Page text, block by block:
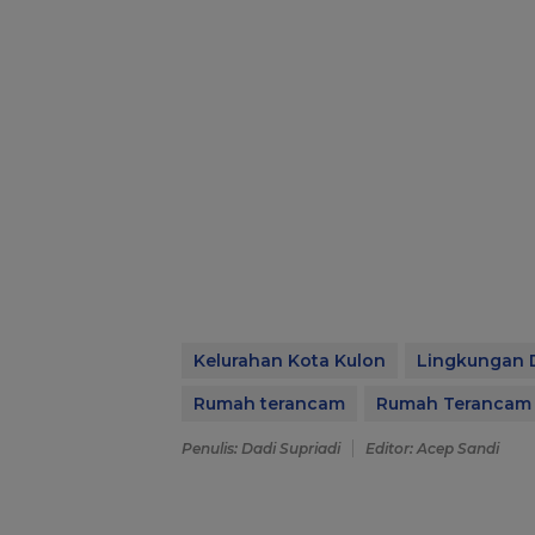
Kelurahan Kota Kulon
Lingkungan
Rumah terancam
Rumah
Penulis: Dadi Supriadi Editor: Acep Sandi